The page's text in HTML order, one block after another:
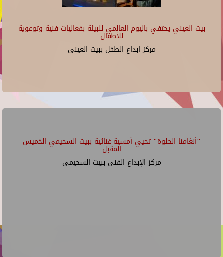
بيت العيني يحتفي باليوم العالمي للبيئة بفعاليات فنية وتوعوية
للأطفال
مركز ابداع الطفل ببيت العينى
"أنغامنا الحلوة" تحيي أمسية غنائية ببيت السحيمي الخميس
المقبل
مركز الإبداع الفنى ببيت السحيمى